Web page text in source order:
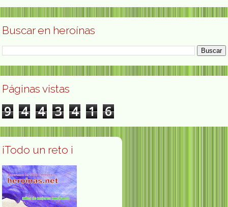
Buscar en heroínas
Páginas vistas
9 4 4 3 4 1 6
¡Todo un reto ¡